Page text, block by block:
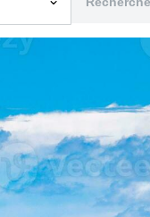
Éditoriaux